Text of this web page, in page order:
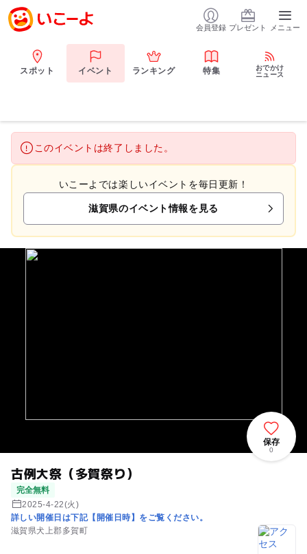
会員登録 プレゼント メニュー
スポット イベント ランキング 特集
おでかけ
ニュース
このイベントは終了しました。
いこーよでは楽しいイベントを毎日更新！
滋賀県のイベント情報を見る
古例大祭（多賀祭り）
完全無料
2025-4-22(火)
詳しい開催日は下記【開催日時】をご覧ください。
滋賀県犬上郡多賀町
保存
0